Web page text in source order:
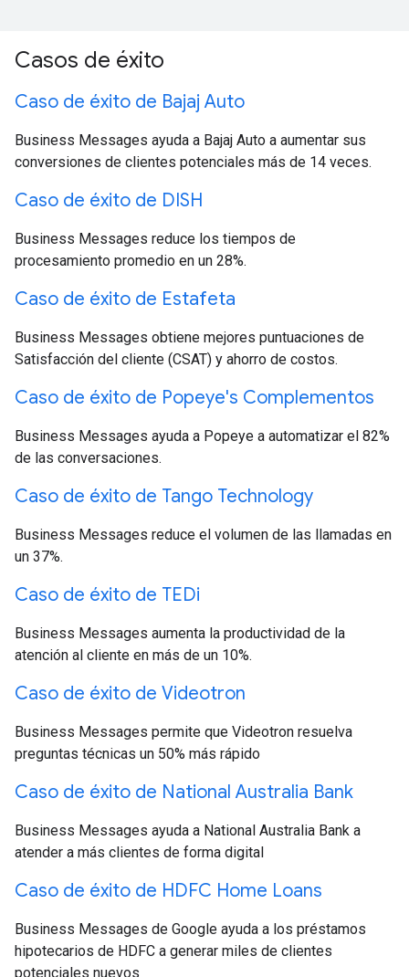
Casos de éxito
Caso de éxito de Bajaj Auto
Business Messages ayuda a Bajaj Auto a aumentar sus
conversiones de clientes potenciales más de 14 veces.
Caso de éxito de DISH
Business Messages reduce los tiempos de
procesamiento promedio en un 28%.
Caso de éxito de Estafeta
Business Messages obtiene mejores puntuaciones de
Satisfacción del cliente (CSAT) y ahorro de costos.
Caso de éxito de Popeye's Complementos
Business Messages ayuda a Popeye a automatizar el 82%
de las conversaciones.
Caso de éxito de Tango Technology
Business Messages reduce el volumen de las llamadas en
un 37%.
Caso de éxito de TEDi
Business Messages aumenta la productividad de la
atención al cliente en más de un 10%.
Caso de éxito de Videotron
Business Messages permite que Videotron resuelva
preguntas técnicas un 50% más rápido
Caso de éxito de National Australia Bank
Business Messages ayuda a National Australia Bank a
atender a más clientes de forma digital
Caso de éxito de HDFC Home Loans
Business Messages de Google ayuda a los préstamos
hipotecarios de HDFC a generar miles de clientes
potenciales nuevos